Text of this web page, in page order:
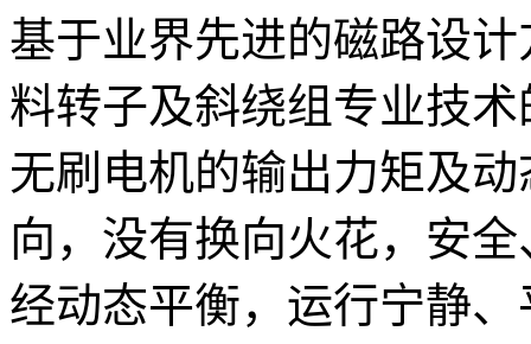
基于业界先进的磁路设
料转子及斜绕组专业技
无刷电机的输出力矩及
向，没有换向火花，安
经动态平衡，运行宁静、